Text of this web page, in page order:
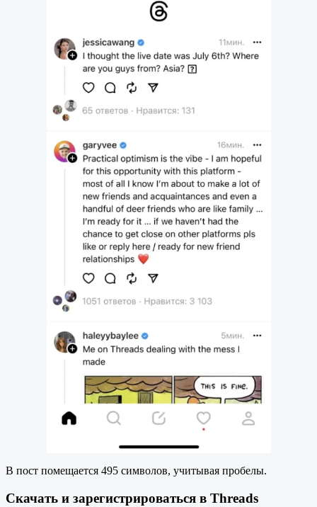
В пост помещается 495 символов, учитывая пробелы.
Скачать и зарегистрироваться в Threads